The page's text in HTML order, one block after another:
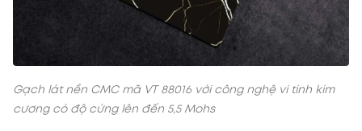
Gạch lát nền CMC mã VT 88016 với công nghệ vi tinh kim
cương có độ cứng lên đến 5,5 Mohs